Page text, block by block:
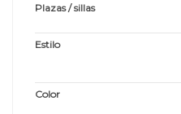
Plazas / sillas
Estilo
Color